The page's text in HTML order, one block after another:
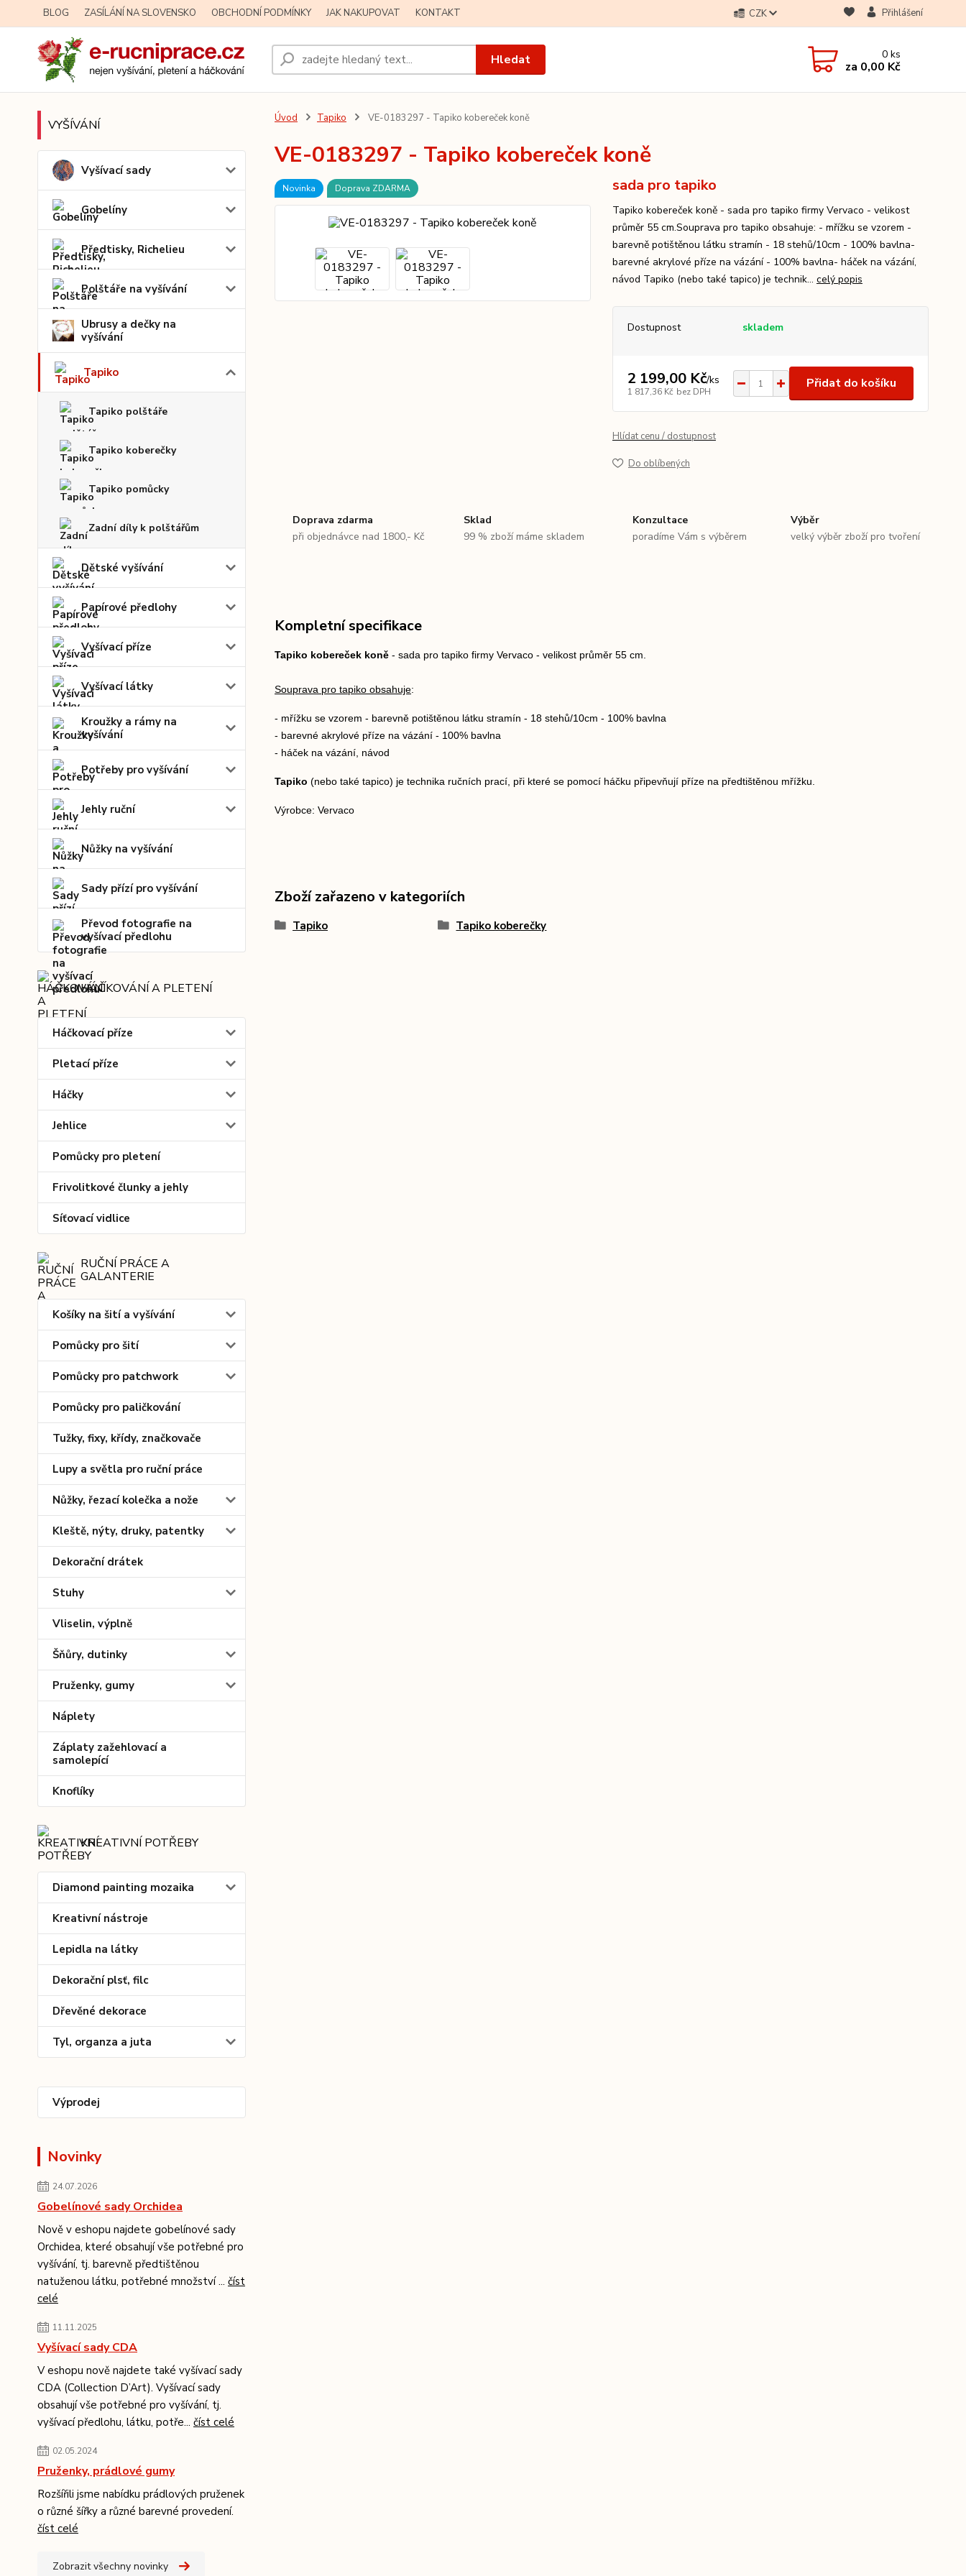
BLOG ZASÍLÁNÍ NA SLOVENSKO OBCHODNÍ PODMÍNKY JAK NAKUPOVAT KONTAKT CZK Přihlášení
Hledat 0ks
za 0,00 Kč
VYŠÍVÁNÍ
Vyšívací sady
Gobelíny
Předtisky, Richelieu
Polštáře na vyšívání
Ubrusy a dečky na
vyšívání
Tapiko
Tapiko polštáře
Tapiko koberečky
Tapiko pomůcky
Zadní díly k polštářům
Dětské vyšívání
Papírové předlohy
Vyšívací příze
Vyšívací látky
Kroužky a rámy na
vyšívání
Potřeby pro vyšívání
Jehly ruční
Nůžky na vyšívání
Sady přízí pro vyšívání
Převod fotografie na
vyšívací předlohu
HÁČKOVÁNÍ A PLETENÍ
Háčkovací příze
Pletací příze
Háčky
Jehlice
Pomůcky pro pletení
Frivolitkové člunky a jehly
Síťovací vidlice
RUČNÍ PRÁCE A
GALANTERIE
Košíky na šití a vyšívání
Pomůcky pro šití
Pomůcky pro patchwork
Pomůcky pro paličkování
Tužky, fixy, křídy, značkovače
Lupy a světla pro ruční práce
Nůžky, řezací kolečka a nože
Kleště, nýty, druky, patentky
Dekorační drátek
Stuhy
Vliselin, výplně
Šňůry, dutinky
Pruženky, gumy
Náplety
Záplaty zažehlovací a
samolepící
Knoflíky
KREATIVNÍ POTŘEBY
Diamond painting mozaika
Kreativní nástroje
Lepidla na látky
Dekorační plsť, filc
Dřevěné dekorace
Tyl, organza a juta
Výprodej
Novinky
24.07.2026
Gobelínové sady Orchidea
Nově v eshopu najdete gobelínové sady
Orchidea, které obsahují vše potřebné pro
vyšívání, tj. barevně předtištěnou
natuženou látku, potřebné množství ... číst
celé
11.11.2025
Vyšívací sady CDA
V eshopu nově najdete také vyšívací sady
CDA (Collection D’Art). Vyšívací sady
obsahují vše potřebné pro vyšívání, tj.
vyšívací předlohu, látku, potře... číst celé
02.05.2024
Pruženky, prádlové gumy
Rozšířili jsme nabídku prádlových pruženek
o různé šířky a různé barevné provedení.
číst celé
Zobrazit všechny novinky
Úvod Tapiko VE-0183297 - Tapiko kobereček koně
VE-0183297 - Tapiko kobereček koně
Novinka Doprava ZDARMA sada pro tapiko
Tapiko kobereček koně - sada pro tapiko firmy Vervaco - velikost
průměr 55 cm.Souprava pro tapiko obsahuje: - mřížku se vzorem -
barevně potištěnou látku stramín - 18 stehů/10cm - 100% bavlna-
barevné akrylové příze na vázání - 100% bavlna- háček na vázání,
návod Tapiko (nebo také tapico) je technik... celý popis
Dostupnost skladem
2 199,00 Kč/ks
1 817,36 Kč bez DPH
Přidat do košíku
Hlídat cenu / dostupnost
Do oblíbených
Doprava zdarma
při objednávce nad 1800,- Kč
Sklad
99 % zboží máme skladem
Konzultace
poradíme Vám s výběrem
Výběr
velký výběr zboží pro tvoření
Kompletní specifikace
Tapiko kobereček koně- sada pro tapiko firmy Vervaco - velikost průměr 55 cm.
Souprava pro tapiko obsahuje:
- mřížku se vzorem - barevně potištěnou látku stramín - 18 stehů/10cm - 100% bavlna
- barevné akrylové příze na vázání - 100% bavlna
- háček na vázání, návod
Tapiko (nebo také tapico) je technika ručních prací, při které se pomocí háčku připevňují příze na předtištěnou mřížku.
Výrobce: Vervaco
Zboží zařazeno v kategoriích
Tapiko Tapiko koberečky